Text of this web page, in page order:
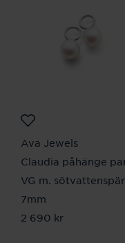
Ava Jewels
Claudia påhänge
VG m.
7mm
Pris:2 690 kr
2 690 kr